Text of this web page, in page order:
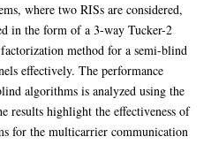
where two RISs are considered,
in the form of a 3-way Tucker-2
method for a semi-blind
effectively. The performance
algorithms is analyzed using the
results highlight the effectiveness of
for the multicarrier communication